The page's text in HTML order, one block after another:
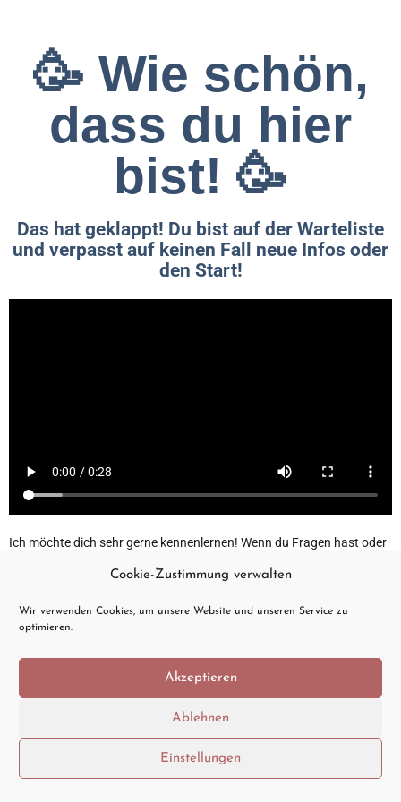
Cookie-Zustimmung verwalten
Wir verwenden Cookies, um unsere Website und unseren Service zu
optimieren.
Akzeptieren
Ablehnen
Einstellungen
🥳 Wie schön,
dass du hier
bist! 🥳
Das hat geklappt! Du bist auf der Warteliste
und verpasst auf keinen Fall neue Infos oder
den Start!
Ich möchte dich sehr gerne kennenlernen! Wenn du Fragen hast oder
gerne per Email unter:
Lisa-marie.hohmann@inmedio-montabaur.debei mir! Ich freue
mich auf dich! ❤️
Impressum&Datenschutz